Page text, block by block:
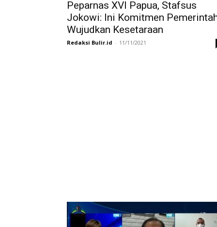
Peparnas XVI Papua, Stafsus
Jokowi: Ini Komitmen
Wujudkan Kesetaraan
Redaksi Bulir.id - 11/11/2021